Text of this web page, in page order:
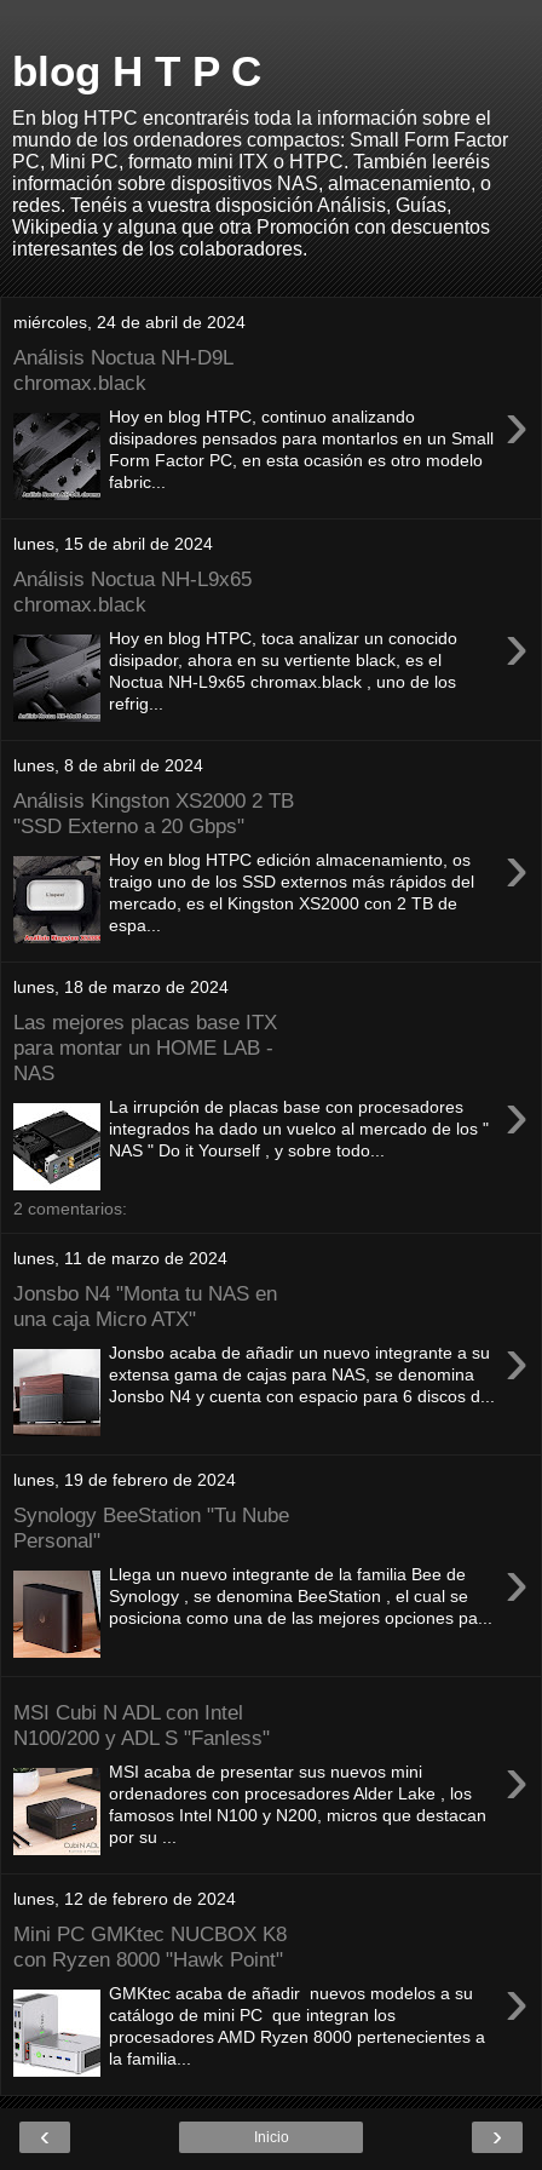
blog H T P C
En blog HTPC encontraréis toda la información sobre el
mundo de los ordenadores compactos: Small Form Factor
PC, Mini PC, formato mini ITX o HTPC. También leeréis
información sobre dispositivos NAS, almacenamiento, o
redes. Tenéis a vuestra disposición Análisis, Guías,
Wikipedia y alguna que otra Promoción con descuentos
interesantes de los colaboradores.
miércoles, 24 de abril de 2024
Análisis Noctua NH-D9L
chromax.black
›
Hoy en blog HTPC, continuo analizando
disipadores pensados para montarlos en un Small
Form Factor PC, en esta ocasión es otro modelo
fabric...
lunes, 15 de abril de 2024
Análisis Noctua NH-L9x65
chromax.black
›
Hoy en blog HTPC, toca analizar un conocido
disipador, ahora en su vertiente black, es el
Noctua NH-L9x65 chromax.black , uno de los
refrig...
lunes, 8 de abril de 2024
Análisis Kingston XS2000 2 TB
"SSD Externo a 20 Gbps"
›
Hoy en blog HTPC edición almacenamiento, os
traigo uno de los SSD externos más rápidos del
mercado, es el Kingston XS2000 con 2 TB de
espa...
lunes, 18 de marzo de 2024
Las mejores placas base ITX
para montar un HOME LAB -
NAS
›
La irrupción de placas base con procesadores
integrados ha dado un vuelco al mercado de los "
NAS " Do it Yourself , y sobre todo...
2 comentarios:
lunes, 11 de marzo de 2024
Jonsbo N4 "Monta tu NAS en
una caja Micro ATX"
›
Jonsbo acaba de añadir un nuevo integrante a su
extensa gama de cajas para NAS, se denomina
Jonsbo N4 y cuenta con espacio para 6 discos d...
lunes, 19 de febrero de 2024
Synology BeeStation "Tu Nube
Personal"
›
Llega un nuevo integrante de la familia Bee de
Synology , se denomina BeeStation , el cual se
posiciona como una de las mejores opciones pa...
MSI Cubi N ADL con Intel
N100/200 y ADL S "Fanless"
›
MSI acaba de presentar sus nuevos mini
ordenadores con procesadores Alder Lake , los
famosos Intel N100 y N200, micros que destacan
por su ...
lunes, 12 de febrero de 2024
Mini PC GMKtec NUCBOX K8
con Ryzen 8000 "Hawk Point"
›
GMKtec acaba de añadir nuevos modelos a su
catálogo de mini PC que integran los
procesadores AMD Ryzen 8000 pertenecientes a
la familia...
‹ ›
Inicio